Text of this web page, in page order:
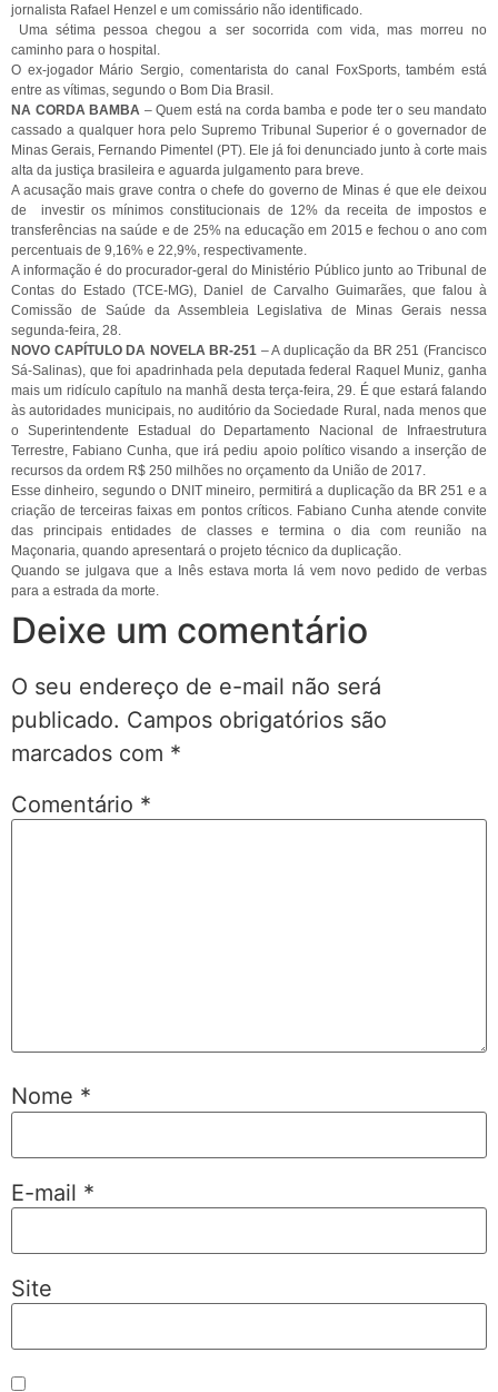
jornalista Rafael Henzel e um comissário não identificado.
Uma sétima pessoa chegou a ser socorrida com vida, mas morreu no
caminho para o hospital.
O ex-jogador Mário Sergio, comentarista do canal FoxSports, também está
entre as vítimas, segundo o Bom Dia Brasil.
NA CORDA BAMBA – Quem está na corda bamba e pode ter o seu mandato
cassado a qualquer hora pelo Supremo Tribunal Superior é o governador de
Minas Gerais, Fernando Pimentel (PT). Ele já foi denunciado junto à corte mais
alta da justiça brasileira e aguarda julgamento para breve.
A acusação mais grave contra o chefe do governo de Minas é que ele deixou
de investir os mínimos constitucionais de 12% da receita de impostos e
transferências na saúde e de 25% na educação em 2015 e fechou o ano com
percentuais de 9,16% e 22,9%, respectivamente.
A informação é do procurador-geral do Ministério Público junto ao Tribunal de
Contas do Estado (TCE-MG), Daniel de Carvalho Guimarães, que falou à
Comissão de Saúde da Assembleia Legislativa de Minas Gerais nessa
segunda-feira, 28.
NOVO CAPÍTULO DA NOVELA BR-251 – A duplicação da BR 251 (Francisco
Sá-Salinas), que foi apadrinhada pela deputada federal Raquel Muniz, ganha
mais um ridículo capítulo na manhã desta terça-feira, 29. É que estará falando
às autoridades municipais, no auditório da Sociedade Rural, nada menos que
o Superintendente Estadual do Departamento Nacional de Infraestrutura
Terrestre, Fabiano Cunha, que irá pediu apoio político visando a inserção de
recursos da ordem R$ 250 milhões no orçamento da União de 2017.
Esse dinheiro, segundo o DNIT mineiro, permitirá a duplicação da BR 251 e a
criação de terceiras faixas em pontos críticos. Fabiano Cunha atende convite
das principais entidades de classes e termina o dia com reunião na
Maçonaria, quando apresentará o projeto técnico da duplicação.
Quando se julgava que a Inês estava morta lá vem novo pedido de verbas
para a estrada da morte.
Deixe um comentário
O seu endereço de e-mail não será
publicado. Campos obrigatórios são
marcados com *
Comentário *
Nome *
E-mail *
Site